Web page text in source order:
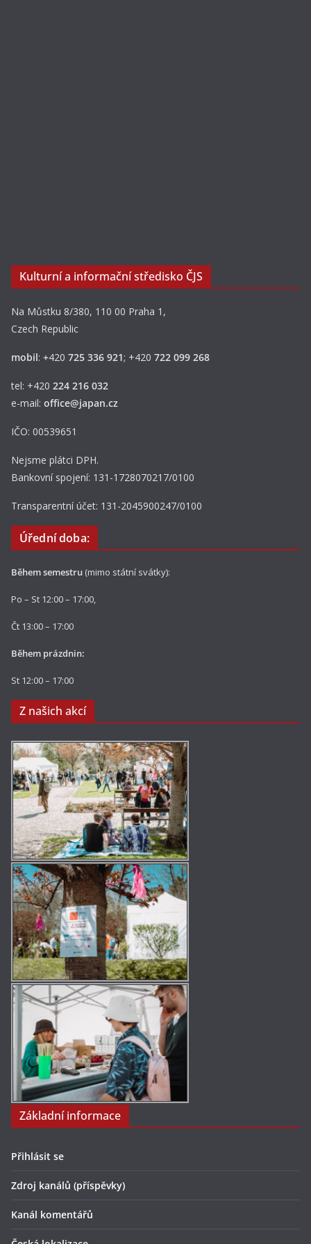
Kulturní a informační středisko ČJS
Na Můstku 8/380, 110 00 Praha 1,
Czech Republic
mobil: +420 725 336 921; +420 722 099 268
tel: +420 224 216 032
e-mail: office@japan.cz
IČO: 00539651
Nejsme plátci DPH.
Bankovní spojení: 131-1728070217/0100
Transparentní účet: 131-2045900247/0100
Úřední doba:
Během semestru (mimo státní svátky):
Po – St 12:00 – 17:00,
Čt 13:00 – 17:00
Během prázdnin:
St 12:00 – 17:00
Z našich akcí
Základní informace
Přihlásit se
Zdroj kanálů (příspěvky)
Kanál komentářů